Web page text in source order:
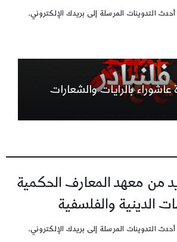
التدوينات المرسلة إلى بريدك الإلكتروني.
بالرايات والشعارات
من معهد المعارف الحكمية
الدينية والفلسفية
التدوينات المرسلة إلى بريدك الإلكتروني.